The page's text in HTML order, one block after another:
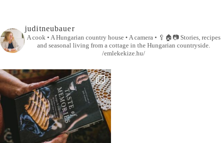
juditneubauer
A cook • A Hungarian country house • A camera • 🥄🏠📷Stories, recipes
and seasonal living from a cottage in the Hungarian countryside.
/emlekekize.hu/